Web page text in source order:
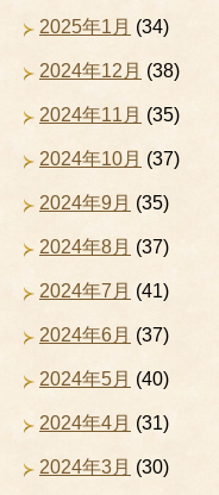
2025年1月 (34)
2024年12月 (38)
2024年11月 (35)
2024年10月 (37)
2024年9月 (35)
2024年8月 (37)
2024年7月 (41)
2024年6月 (37)
2024年5月 (40)
2024年4月 (31)
2024年3月 (30)